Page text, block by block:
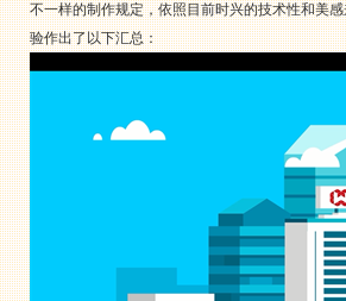
不一样的制作规定，依照目前时兴的技术性和美
验作出了以下汇总：